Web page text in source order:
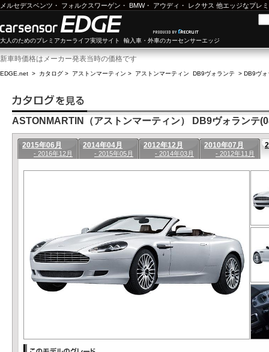
メルセデスベンツ ・ フォルクスワーゲン ・ BMW・ アウディ ・ レクサス 他エッジなプレ
大人のためのプレミアカーライフ実現サイト 輸入車・外車のカーセンサーエッジ
新車時価格はメーカー発表当時の価格です
EDGE.net > カタログ > アストンマーティン > アストンマーティン DB9ヴォランテ > DB9ヴ
ASTONMARTIN（アストンマーティン） DB9ヴォランテ
2015年06月
- 2016年12月
2014年04月
- 2015年05月
2012年12月
- 2014年03月
2010年07月
- 2012年11月